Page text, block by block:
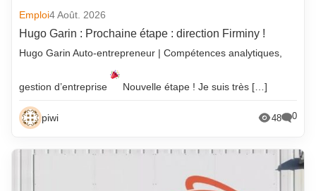
Emploi4 Août. 2026
Hugo Garin : Prochaine étape : direction Firminy !
Hugo Garin Auto-entrepreneur | Compétences analytiques,
gestion d’entreprise Nouvelle étape ! Je suis très […]
piwi 48 0